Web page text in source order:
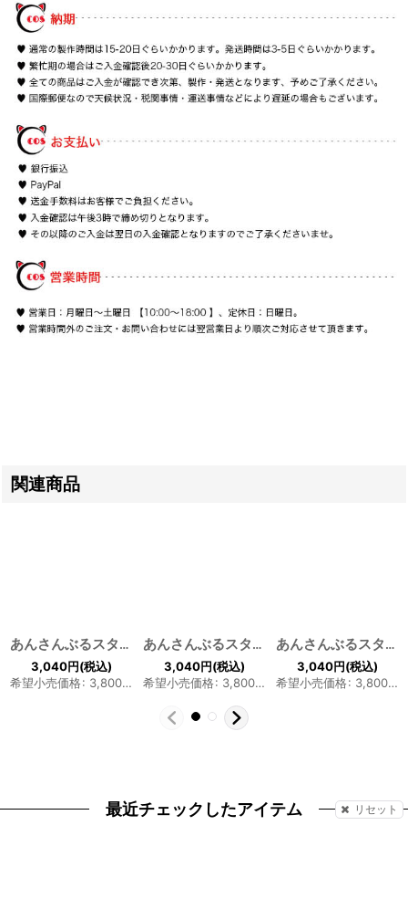
関連商品
あんさんぶるスターズ！ 流星隊 高峯翠 Free! フリー 岩鳶高校 橘真琴 コスプレウィッグ
3,040円(税込)
希望小売価格: 3,800円
あんさんぶるスターズ！ 紅月 蓮巳敬人 コスプレウィッグ
3,040円(税込)
希望小売価格: 3,800円
あんさんぶるスターズ！ Trickstar 明星スバル コスプレウィッグ
3,040円(税込)
希望小売価格: 3,800円
最近チェックしたアイテム リセット